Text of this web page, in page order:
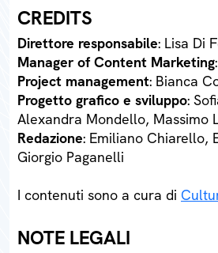
CREDITS
Direttore responsabile: Lisa Di
Manager of Content Marketing
Project management: Bianca
Progetto grafico e sviluppo:
Alexandra Mondello, Massimo
Redazione: Emiliano Chiarello,
Giorgio Paganelli
I contenuti sono a cura di
NOTE LEGALI